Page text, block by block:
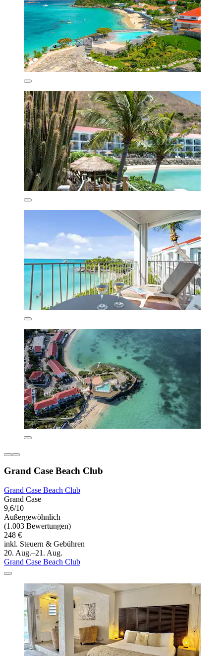
Grand Case Beach Club
Grand Case Beach Club
Grand Case
9,6/10
Außergewöhnlich
(1.003 Bewertungen)
248 €
inkl. Steuern & Gebühren
20. Aug.–21. Aug.
Grand Case Beach Club